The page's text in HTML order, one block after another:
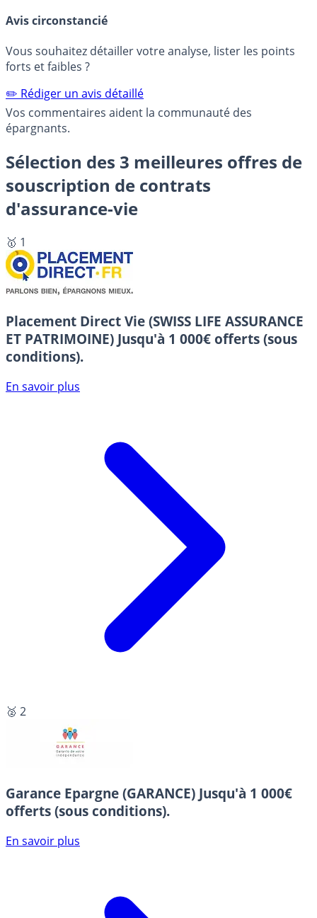
Avis circonstancié
Vous souhaitez détailler votre analyse, lister les points
forts et faibles ?
✏️ Rédiger un avis détaillé
Vos commentaires aident la communauté des
épargnants.
Sélection des 3 meilleures offres de
souscription de contrats
d'assurance-vie
🥇 1
Placement Direct Vie (SWISS LIFE ASSURANCE
ET PATRIMOINE) Jusqu'à 1 000€ offerts (sous
conditions).
En savoir plus
🥈 2
Garance Epargne (GARANCE) Jusqu'à 1 000€
offerts (sous conditions).
En savoir plus